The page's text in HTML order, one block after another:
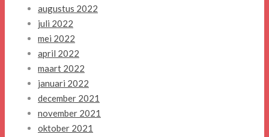
augustus 2022
juli 2022
mei 2022
april 2022
maart 2022
januari 2022
december 2021
november 2021
oktober 2021